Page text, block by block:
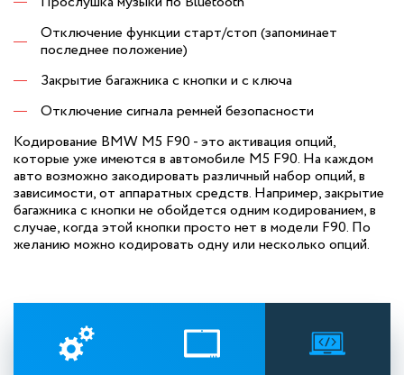
Отключение функции старт/стоп (запоминает
последнее положение)
Закрытие багажника с кнопки и с ключа
Отключение сигнала ремней безопасности
Кодирование BMW M5 F90 - это активация опций,
которые уже имеются в автомобиле M5 F90. На каждом
авто возможно закодировать различный набор опций, в
зависимости, от аппаратных средств. Например, закрытие
багажника с кнопки не обойдется одним кодированием, в
случае, когда этой кнопки просто нет в модели F90. По
желанию можно кодировать одну или несколько опций.